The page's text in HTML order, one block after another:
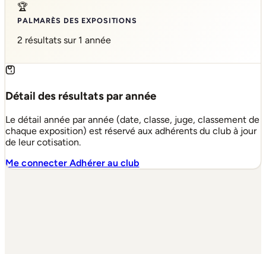
🏆
PALMARÈS DES EXPOSITIONS
2 résultats sur 1 année
Détail des résultats par année
Le détail année par année (date, classe, juge, classement de
chaque exposition) est réservé aux adhérents du club à jour
de leur cotisation.
Me connecterAdhérer au club